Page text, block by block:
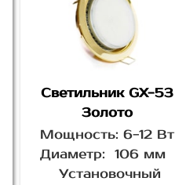
Светильник GX-53
Золото
Мощность: 6-12 Вт
Диаметр: 106 мм
Установочный